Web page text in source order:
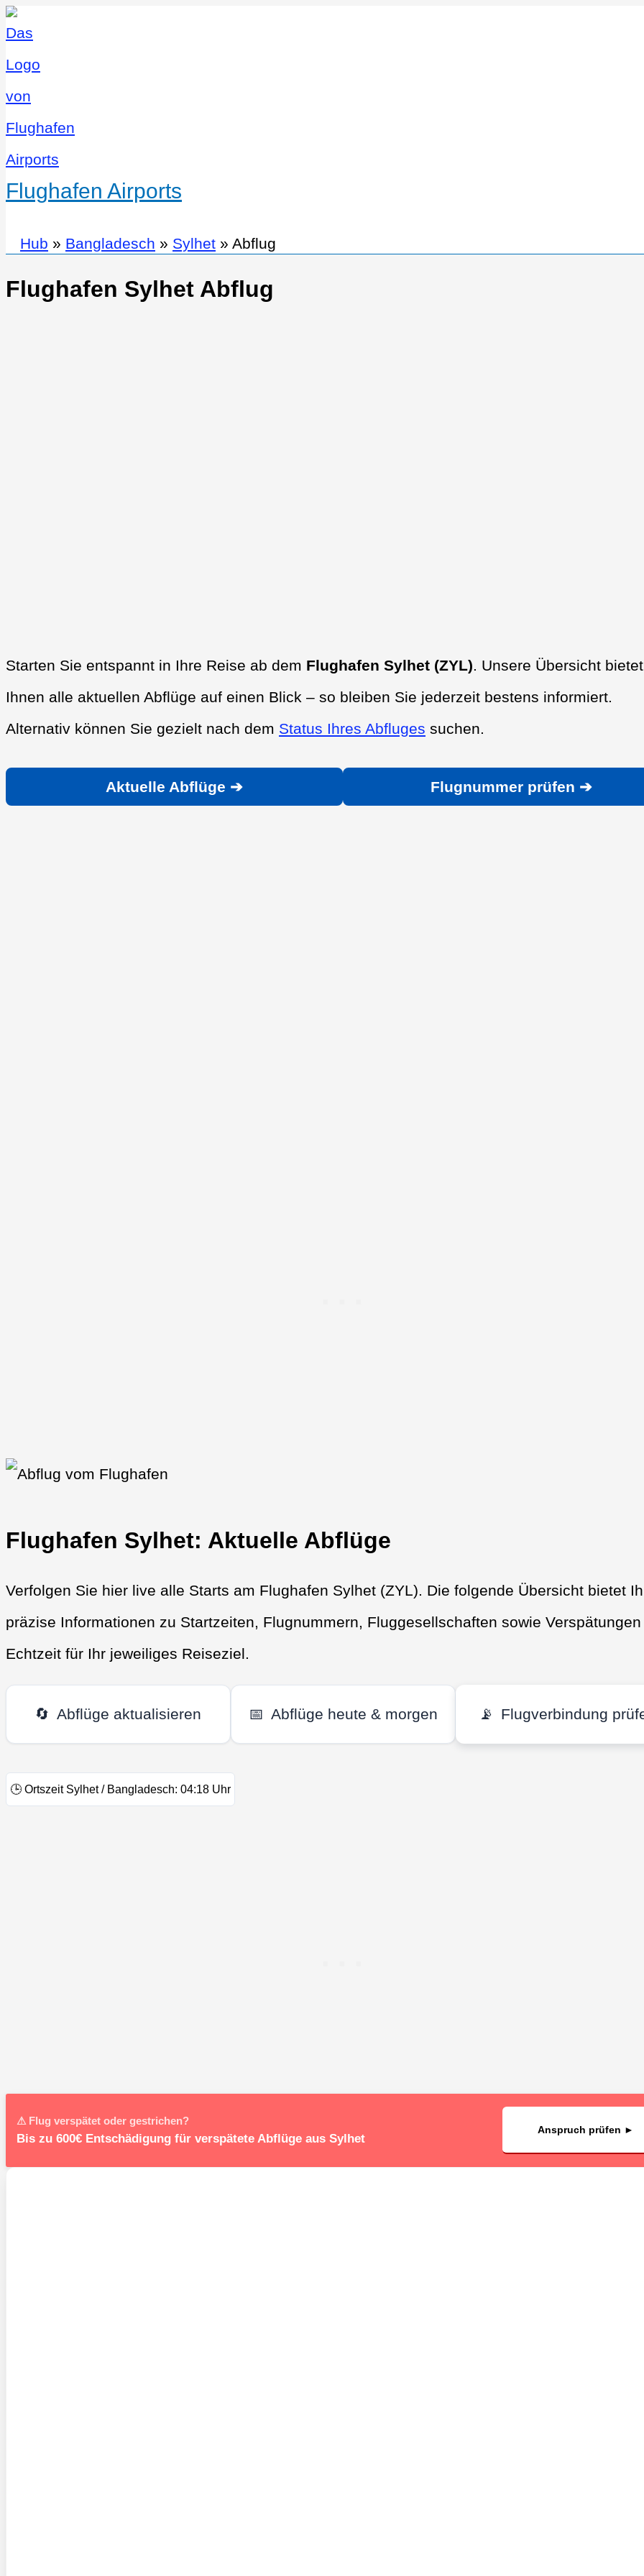
Flughafen Airports
Hub » Bangladesch » Sylhet » Abflug
Flughafen Sylhet Abflug
Starten Sie entspannt in Ihre Reise ab dem Flughafen Sylhet (ZYL). Unsere Übersicht bietet
Ihnen alle aktuellen Abflüge auf einen Blick – so bleiben Sie jederzeit bestens informiert.
Alternativ können Sie gezielt nach dem Status Ihres Abfluges suchen.
Aktuelle Abflüge ➔ Flugnummer prüfen ➔
Flughafen Sylhet: Aktuelle Abflüge
Verfolgen Sie hier live alle Starts am Flughafen Sylhet (ZYL). Die folgende Übersicht bietet
präzise Informationen zu Startzeiten, Flugnummern, Fluggesellschaften sowie
Echtzeit für Ihr jeweiliges Reiseziel.
🔄 Abflüge aktualisieren 📅 Abflüge heute & morgen 📡 Flugverbindung
🕒 Ortszeit Sylhet / Bangladesch: 04:18 Uhr
⚠ Flug verspätet oder gestrichen?
Bis zu 600€ Entschädigung für verspätete Abflüge aus Sylhet
Anspruch prüfen ►